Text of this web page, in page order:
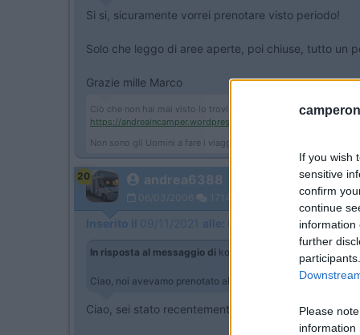
If you wish
sensitive
confirm
continue
information
further
Please
information
Si si, sicuramente vorrei prenotare visto periodo!
Solo che leggo di aree aperte, poi chiuse, tutto un
Grazie mille Marco
Ciò che non hai mai visto lo trovi dove non sei mai stato.
https://andreaincamper.wordpres...
Non sono gli Uomini a fare i viaggi, ma i viaggi a fare gli Uomini!
20 andrea6388
06/03/2006 1714
Inserito il 09/11/2021 alle: 07:19:02
In risposta al messaggio di koccinella 08/11/2021 alle
Ciao, noi avevamo prenotato al camping lido di Salerno,
Ciao, sei stato recentemente al camping? Hai